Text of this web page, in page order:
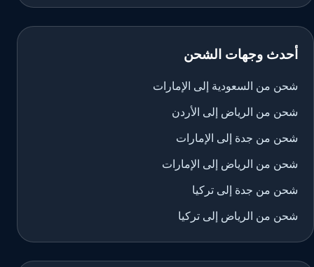
أحدث وجهات الشحن
شحن من السعودية إلى الإمارات
شحن من الرياض إلى الأردن
شحن من جدة إلى الإمارات
شحن من الرياض إلى الإمارات
شحن من جدة إلى تركيا
شحن من الرياض إلى تركيا